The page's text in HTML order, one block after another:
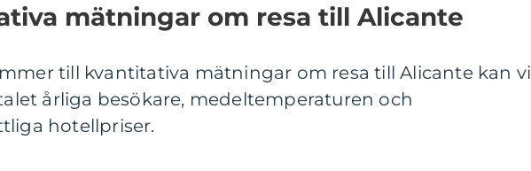
mätningar om resa till Alicante
till kvantitativa mätningar om resa till Alicante kan vi
årliga besökare, medeltemperaturen och
hotellpriser.